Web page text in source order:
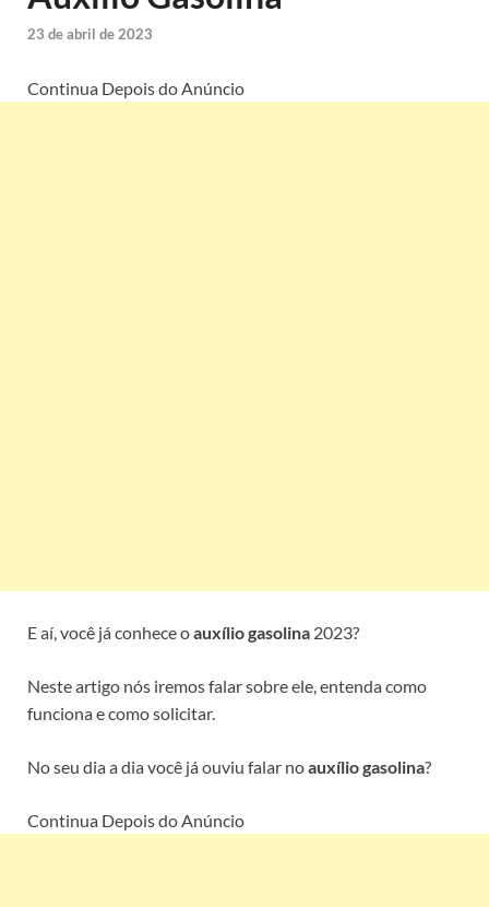
23 de abril de 2023
Continua Depois do Anúncio
E aí, você já conhece oauxílio gasolina 2023?
Neste artigo nós iremos falar sobre ele, entenda como
funciona e como solicitar.
No seu dia a dia você já ouviu falar noauxílio gasolina?
Continua Depois do Anúncio